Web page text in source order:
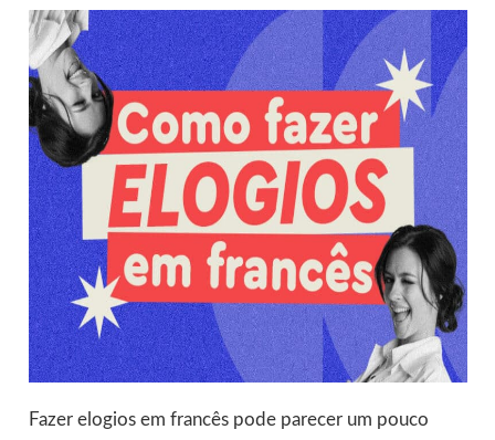
Fazer elogios em francês pode parecer um pouco